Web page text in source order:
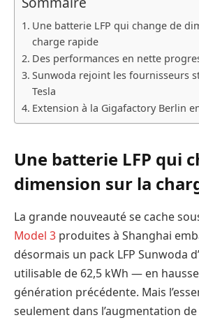
Une batterie LFP qui change de
charge rapide
Des performances en nette
Sunwoda rejoint les fournisseurs
Tesla
Extension à la Gigafactory Berlin
Une batterie LFP qui
dimension sur la
La grande nouveauté se cache
Model 3 produites à Shanghai
désormais un pack LFP Sunwoda
utilisable de 62,5 kWh — en
génération précédente. Mais
seulement dans l’augmentation de